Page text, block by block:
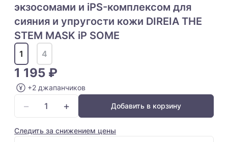
экзосомами и iPS-комплексом для
сияния и упругости кожи DIREIA THE
STEM MASK iP SOME
1 4
1 195 ₽
+2 джапанчиков
− + Добавить в корзину
Следить за снижением цены